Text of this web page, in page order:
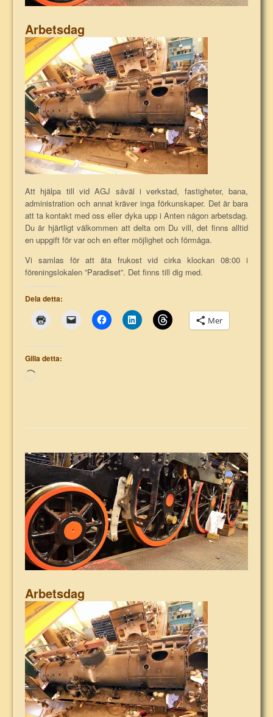
Arbetsdag
Att hjälpa till vid AGJ såväl i verkstad, fastigheter, bana,
administration och annat kräver inga förkunskaper. Det är bara
att ta kontakt med oss eller dyka upp i Anten någon arbetsdag.
Du är hjärtligt välkommen att delta om Du vill, det finns alltid
en uppgift för var och en efter möjlighet och förmåga.
Vi samlas för att äta frukost vid cirka klockan 08:00 i
föreningslokalen ”Paradiset”. Det finns till dig med.
Dela detta:
Mer
Gilla detta:
Laddar
Arbetsdag